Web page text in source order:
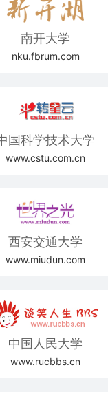
南开大学
nku.fbrum.com
国科学技术大学
www.cstu.com.cn
西安交通大学
www.miudun.com
中国人民大学
www.rucbbs.cn